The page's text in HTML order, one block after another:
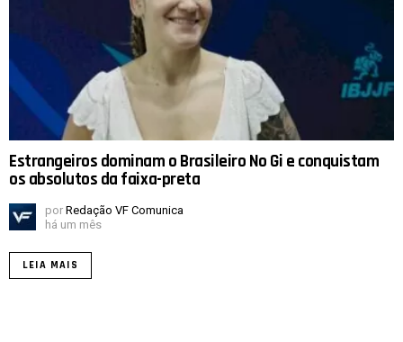
Estrangeiros dominam o Brasileiro No Gi e conquistam
os absolutos da faixa-preta
por Redação VF Comunica
há um mês
LEIA MAIS